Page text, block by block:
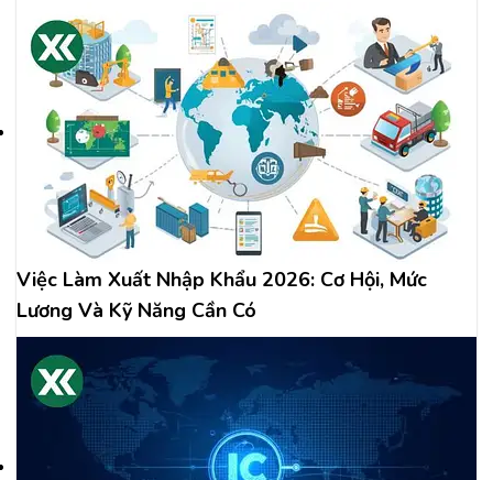
Việc Làm Xuất Nhập Khẩu 2026: Cơ Hội, Mức
Lương Và Kỹ Năng Cần Có